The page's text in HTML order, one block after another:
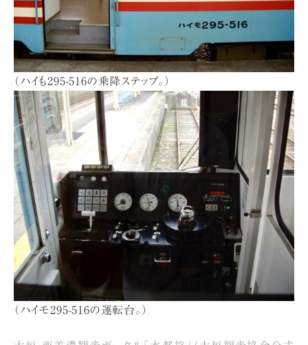
（ハイも295-516の乗降ステップ。）
（ハイモ295-516の運転台。）